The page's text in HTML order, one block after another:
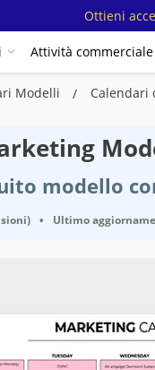
Ottieni
Attività commerciale
Modelli Calendari
modello
• Ultimo